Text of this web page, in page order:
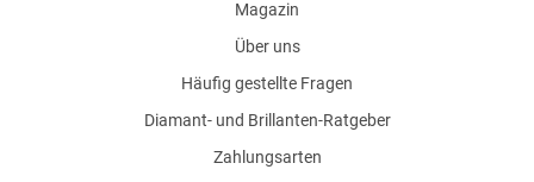
Magazin
Über uns
Häufig gestellte Fragen
Diamant- und Brillanten-Ratgeber
Zahlungsarten